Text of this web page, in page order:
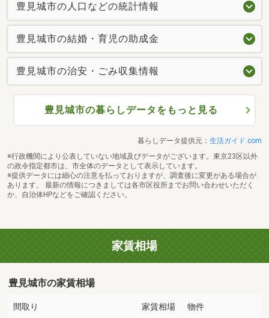
豊見城市の人口などの統計情報
豊見城市の結婚・育児の助成金
豊見城市の治安・ごみ収集情報
豊見城市の暮らしデータをもっと見る
暮らしデータ提供元： 生活ガイド.com
※行政機関により公表していない地域及びデータがございます。東京23区以外
の政令指定都市は、市全体のデータとして表示しています。
※提供データには細心の注意を払っておりますが、調査後に変更がある場合が
あります。 最新の情報につきましては各市区役所までお問い合わせいただく
か、自治体HPなどをご確認ください。
家賃相場
豊見城市の家賃相場
間取り 家賃相場 物件